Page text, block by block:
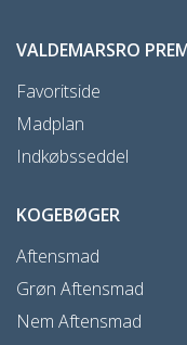
VALDEMARSRO
Favoritside
Madplan
Indkøbsseddel
KOGEBØGER
Aftensmad
Grøn Aftensmad
Nem Aftensmad